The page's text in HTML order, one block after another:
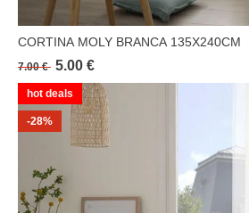
CORTINA MOLY BRANCA 135X240CM
7.00 € 5.00 €
hot deals
-28%